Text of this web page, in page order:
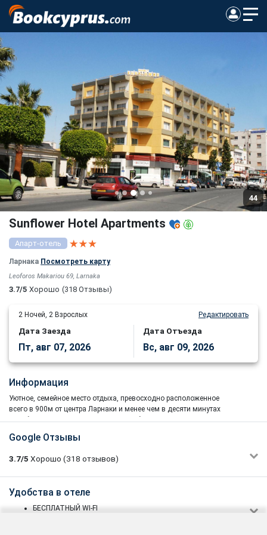
44
Sunflower Hotel Apartments
Апарт-отель
Ларнака Посмотреть карту
Leoforos Makariou 69, Larnaka
3.7/5 Хорошо (318 Отзывы)
2 Ночей, 2 Взрослых Редактировать
Дата Заезда
Пт, авг 07, 2026
Дата Отъезда
Вс, авг 09, 2026
Информация
Уютное, семейное место отдыха, превосходно расположенное
всего в 900м от центра Ларнаки и менее чем в десяти минутах
ходьбы от знаменитой Пальмовой набережной.
гости могут наслаждаться свободой самообслуживания в среде,
Ларнаке, в то же время отдыхающие могут насладиться большим
выбором баров, магазинов и таверн.
Google Отзывы
3.7/5 Хорошо (318 отзывов)
Yevheniia
В отеле сделан свежий ремонт, имеется мини кухня в
Удобства в отеле
БЕСПЛАТНЫЙ WI-FI